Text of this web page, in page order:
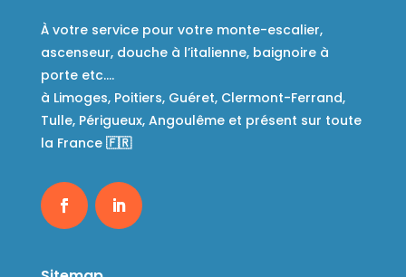
À votre service pour votre monte-escalier,
ascenseur, douche à l’italienne, baignoire à
porte etc….
à Limoges, Poitiers, Guéret, Clermont-Ferrand,
Tulle, Périgueux, Angoulême et présent sur toute
la France 🇫🇷